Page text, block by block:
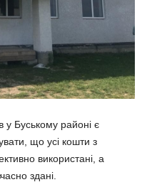
у Буському районі є
що усі кошти з
використані, а
здані.